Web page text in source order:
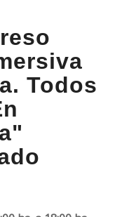
Todos